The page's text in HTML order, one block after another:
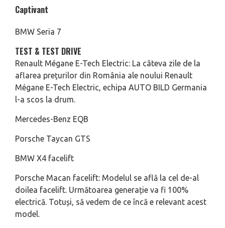
Captivant
BMW Seria 7
TEST & TEST DRIVE
Renault Mégane E-Tech Electric: La câteva zile de la
aflarea prețurilor din România ale noului Renault
Mégane E-Tech Electric, echipa AUTO BILD Germania
l-a scos la drum.
Mercedes-Benz EQB
Porsche Taycan GTS
BMW X4 facelift
Porsche Macan facelift: Modelul se află la cel de-al
doilea facelift. Următoarea generație va fi 100%
electrică. Totuși, să vedem de ce încă e relevant acest
model.